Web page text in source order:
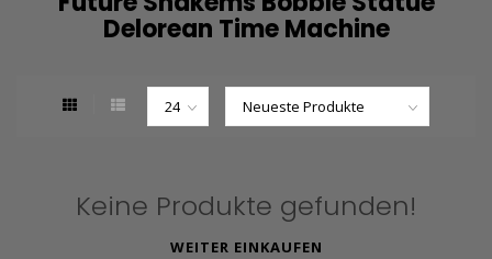
Delorean Time Machine
Keine Produkte gefunden!
WEITER EINKAUFEN